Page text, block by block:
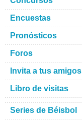
Encuestas
Pronósticos
Foros
Invita a tus amigos
Libro de visitas
Series de Béisbol